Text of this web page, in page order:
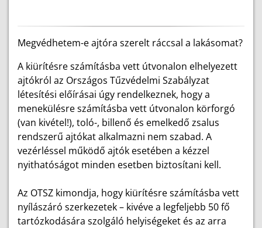
Megvédhetem-e ajtóra szerelt ráccsal a lakásomat?
A kiürítésre számításba vett útvonalon elhelyezett
ajtókról az Országos Tűzvédelmi Szabályzat
létesítési előírásai úgy rendelkeznek, hogy a
menekülésre számításba vett útvonalon körforgó
(van kivétel!), toló-, billenő és emelkedő zsalus
rendszerű ajtókat alkalmazni nem szabad. A
vezérléssel működő ajtók esetében a kézzel
nyithatóságot minden esetben biztosítani kell.
Az OTSZ kimondja, hogy kiürítésre számításba vett
nyílászáró szerkezetek – kivéve a legfeljebb 50 fő
tartózkodására szolgáló helyiségeket és az arra